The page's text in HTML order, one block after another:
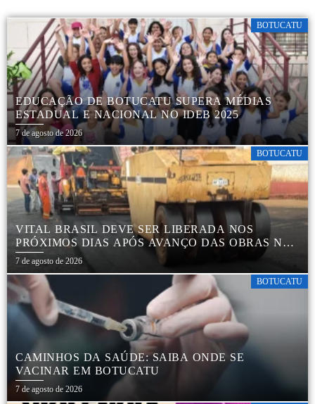
BOTUCATU
EDUCAÇÃO DE BOTUCATU SUPERA MÉDIAS
ESTADUAL E NACIONAL NO IDEB 2025
7 de agosto de 2026
BOTUCATU
VITAL BRASIL DEVE SER LIBERADA NOS
PRÓXIMOS DIAS APÓS AVANÇO DAS OBRAS NA
REGIÃO DA RODOVIÁRIA
7 de agosto de 2026
BOTUCATU
CAMINHOS DA SAÚDE: SAIBA ONDE SE
VACINAR EM BOTUCATU
7 de agosto de 2026